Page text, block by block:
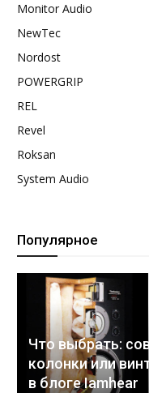
Monitor Audio
NewTec
Nordost
POWERGRIP
REL
Revel
Roksan
System Audio
Популярное
Что выбрать:
колонки или
в блоге Iamhear